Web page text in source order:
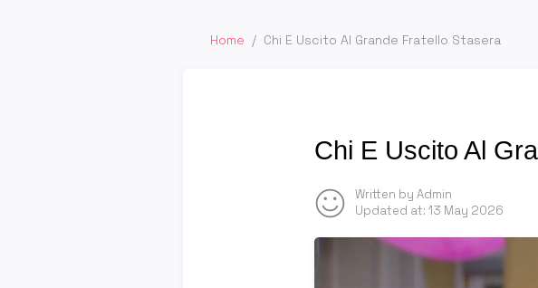
Home / Chi E Uscito Al Grande Fratello Stasera
Chi E Uscito Al
Written by Admin
Updated at: 13 May 2026